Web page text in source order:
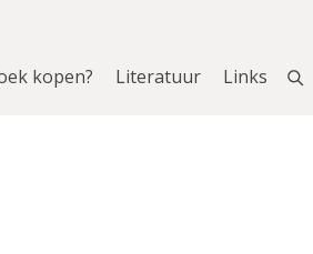
kopen? Literatuur Links